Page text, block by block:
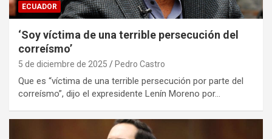
ECUADOR
‘Soy víctima de una terrible persecución del
correísmo’
5 de diciembre de 2025 Pedro Castro
Que es “víctima de una terrible persecución por parte del
correísmo”, dijo el expresidente Lenín Moreno por…